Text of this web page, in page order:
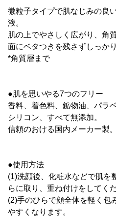
微粒子タイプで肌なじみの良
液。
肌の上でやさしく広がり、角
面にベタつきを残さずしっか
*角質層まで
●肌を思いやる7つのフリー
香料、着色料、鉱物油、パラ
シリコン、すべて無添加。
信頼のおける国内メーカー製。
●使用方法
(1)洗顔後、化粧水などで肌を
らに取り、重ね付けをしてくだ
(2)手のひらで顔全体を軽く包
やすくなります。